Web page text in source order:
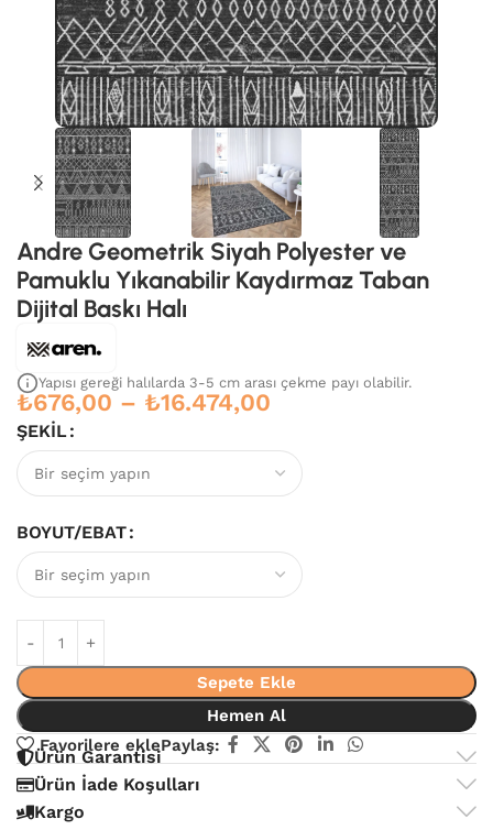
Andre Geometrik Siyah Polyester ve
Pamuklu Yıkanabilir Kaydırmaz Taban
Dijital Baskı Halı
Yapısı gereği halılarda 3-5 cm arası çekme payı olabilir.
₺676,00 – ₺16.474,00
ŞEKIL
BOYUT/EBAT
Sepete Ekle
Hemen Al
Favorilere eklePaylaş:
Ürün Garantisi
Ürün İade Koşulları
Kargo